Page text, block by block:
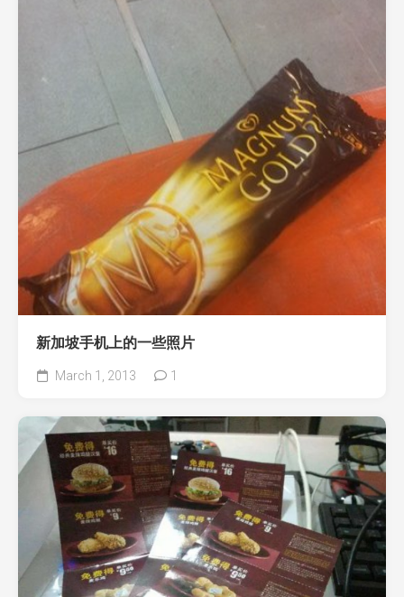
新加坡手机上的一些照片
March 1, 2013 1